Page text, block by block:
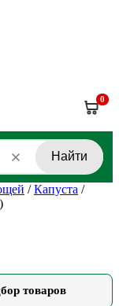
0
Найти
/Капуста /
товаров